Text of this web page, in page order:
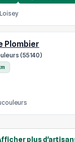
Plombier
(55140)
plus